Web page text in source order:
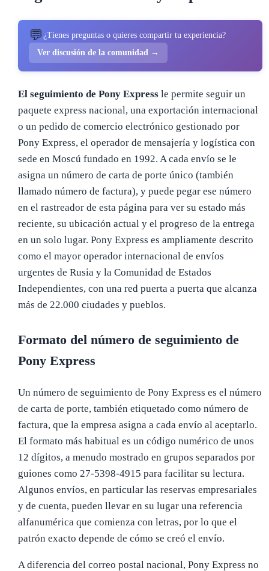
💬 ¿Tienes preguntas o quieres compartir tu experiencia?
Ver discusión de la comunidad →
El seguimiento de Pony Expressle permite seguir un
paquete express nacional, una exportación internacional
o un pedido de comercio electrónico gestionado por
Pony Express, el operador de mensajería y logística con
sede en Moscú fundado en 1992. A cada envío se le
asigna un número de carta de porte único (también
llamado número de factura), y puede pegar ese número
en el rastreador de esta página para ver su estado más
reciente, su ubicación actual y el progreso de la entrega
en un solo lugar. Pony Express es ampliamente descrito
como el mayor operador internacional de envíos
urgentes de Rusia y la Comunidad de Estados
Independientes, con una red puerta a puerta que alcanza
más de 22.000 ciudades y pueblos.
Formato del número de seguimiento de
Pony Express
Un número de seguimiento de Pony Express es el número
de carta de porte, también etiquetado como número de
factura, que la empresa asigna a cada envío al aceptarlo.
El formato más habitual es un código numérico de unos
12 dígitos, a menudo mostrado en grupos separados por
guiones como 27-5398-4915 para facilitar su lectura.
Algunos envíos, en particular las reservas empresariales
y de cuenta, pueden llevar en su lugar una referencia
alfanumérica que comienza con letras, por lo que el
patrón exacto depende de cómo se creó el envío.
A diferencia del correo postal nacional, Pony Express no